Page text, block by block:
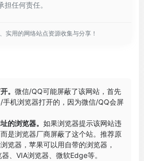
任何责任。
实用的网络站点资源收集与分享！
。 微信/QQ可能屏蔽了该网站，首先
手机浏览器打开的，因为微信/QQ会屏
的浏览器。 如果浏览器提示该网站违
是浏览器厂商屏蔽了这个站。推荐原
览器，苹果可以用自带的浏览器，
器 VIA浏览器 微软Edge等。